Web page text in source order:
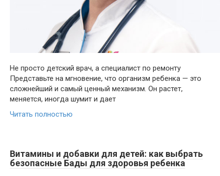
Не просто детский врач, а специалист по ремонту
Представьте на мгновение, что организм ребенка — это
сложнейший и самый ценный механизм. Он растет,
меняется, иногда шумит и дает
Читать полностью
Витамины и добавки для детей: как выбрать
безопасные Бады для здоровья ребенка